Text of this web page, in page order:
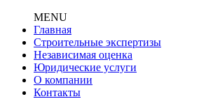
MENU
Главная
Строительные экспертизы
Независимая оценка
Юридические услуги
О компании
Контакты